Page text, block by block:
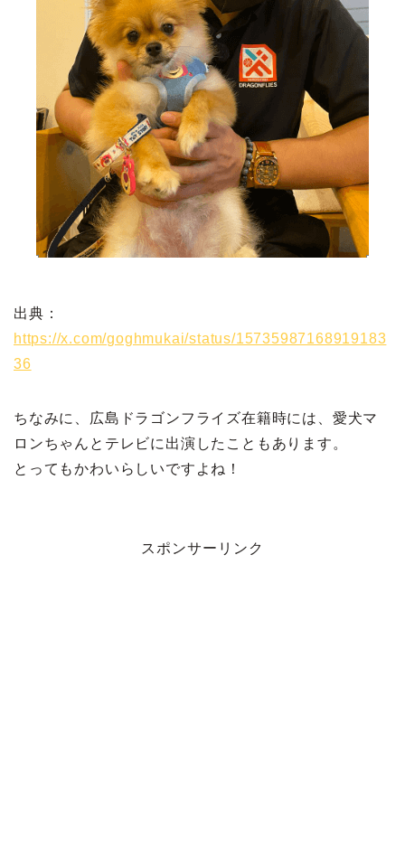
出典：
https://x.com/goghmukai/status/15735987168919183
36
ちなみに、広島ドラゴンフライズ在籍時には、愛犬マ
ロンちゃんとテレビに出演したこともあります。
とってもかわいらしいですよね！
スポンサーリンク